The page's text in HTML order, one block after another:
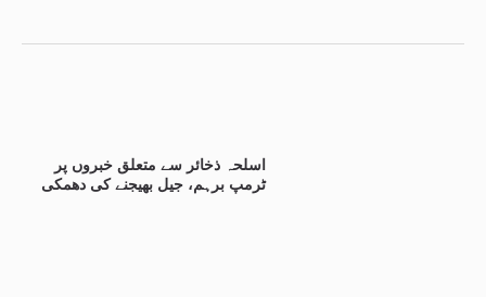
اسلحہ ذخائر سے متعلق خبروں پر
ٹرمپ برہم، جیل بھیجنے کی دھمکی